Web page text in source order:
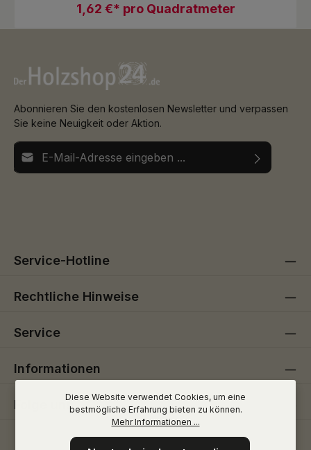
1,62 €* pro Quadratmeter
Abonnieren Sie den kostenlosen Newsletter und verpassen
Sie keine Neuigkeit oder Aktion.
E-Mail-Adresse*
Service-Hotline
Rechtliche Hinweise
Service
Informationen
Folge uns
Diese Website verwendet Cookies, um eine
bestmögliche Erfahrung bieten zu können.
Mehr Informationen ...